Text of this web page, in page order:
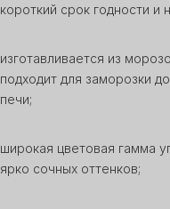
короткий срок годности и
изготавливается из
подходит для заморозки
печи;
широкая цветовая гамма
ярко сочных оттенков;